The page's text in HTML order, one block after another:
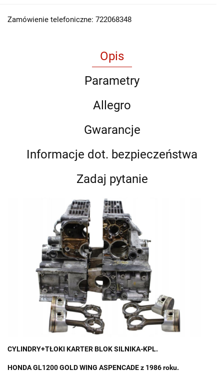
Zamówienie telefoniczne: 722068348
Opis
Parametry
Allegro
Gwarancje
Informacje dot. bezpieczeństwa
Zadaj pytanie
CYLINDRY+TŁOKI KARTER BLOK SILNIKA-KPL.
HONDA GL1200 GOLD WING ASPENCADE z 1986 roku.